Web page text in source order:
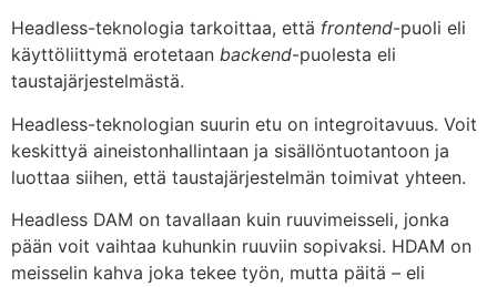
Headless-teknologia tarkoittaa, että frontend-puoli eli
käyttöliittymä erotetaan backend-puolesta eli
taustajärjestelmästä.
Headless-teknologian suurin etu on integroitavuus. Voit
keskittyä aineistonhallintaan ja sisällöntuotantoon ja
luottaa siihen, että taustajärjestelmän toimivat yhteen.
Headless DAM on tavallaan kuin ruuvimeisseli, jonka
pään voit vaihtaa kuhunkin ruuviin sopivaksi. HDAM on
meisselin kahva joka tekee työn, mutta päitä – eli